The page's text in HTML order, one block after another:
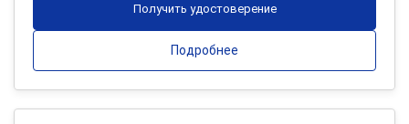
Получить удостоверение
Подробнее